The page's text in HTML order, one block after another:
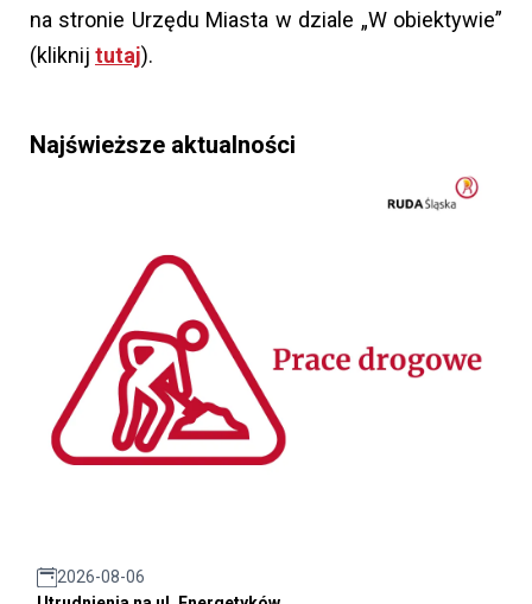
na stronie Urzędu Miasta w dziale „W obiektywie”
(kliknij tutaj).
Najświeższe aktualności
2026-08-06